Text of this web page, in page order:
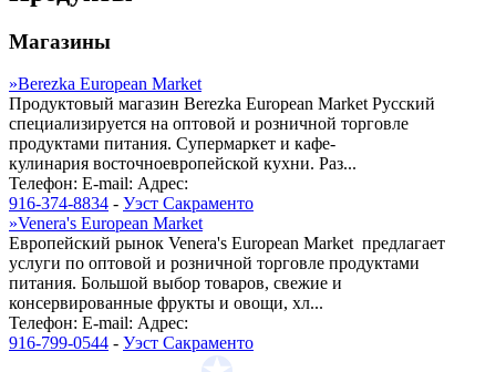
Магазины
»Berezka European Market
Продуктовый магазин Berezka European Market Русский
специализируется на оптовой и розничной торговле
продуктами питания. Супермаркет и кафе-
кулинария восточноевропейской кухни. Раз...
Телефон: E-mail: Адрес:
916-374-8834 - Уэст Сакраменто
»Venera's European Market
Европейский рынок Venera's European Market предлагает
услуги по оптовой и розничной торговле продуктами
питания. Большой выбор товаров, свежие и
консервированные фрукты и овощи, хл...
Телефон: E-mail: Адрес:
916-799-0544 - Уэст Сакраменто